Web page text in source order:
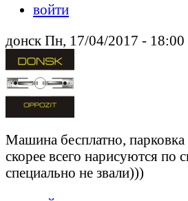
войти
донск Пн, 17/04/2017 - 18:00
Машина бесплатно,
скорее всего нарисуются по
специально не звали)))